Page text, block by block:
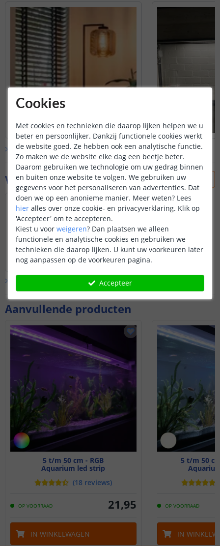
Aanvullende producten
5 t/m 50 cm - RGB
Aquarium led strip
(18 reviews)
OP VOORRAAD 21,95
IN WINKELWAGEN
5 t/m 50
OP VOORRAAD
IN
Bekijk alleklantfoto’s
Vraag & antwoord
Wat is de polariteit van de plug?
Door Irene op vrijdag 22 maart 2024
De polariteit van de DC-uitgangsstekker
is centraal positief en extern negatief.
Bekijk hele antwoord
Door Sharona op vrijdag 22 maart 2024
Vraag & antwoord
Cookies
Met cookies en technieken die daarop lijken helpen we u
beter en persoonlijker. Dankzij functionele cookies werkt
de website goed. Ze hebben ook een analytische functie.
Zo maken we de website elke dag een beetje beter.
Daarom gebruiken we technologie om uw gedrag binnen
en buiten onze website te volgen. We gebruiken uw
gegevens voor het personaliseren van advertenties. Dat
doen we op een anonieme manier. Meer weten? Lees
hier alles over onze cookie- en privacyverklaring. Klik op
'Accepteer' om te accepteren.
Kiest u voor weigeren? Dan plaatsen we alleen
functionele en analytische cookies en gebruiken we
technieken die daarop lijken. U kunt uw voorkeuren later
nog aanpassen op de voorkeuren pagina.
Accepteer